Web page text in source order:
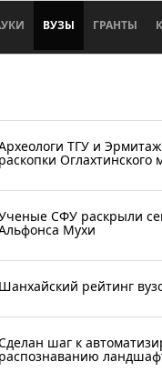
ВУЗЫ ГРАНТЫ
ТГУ и
раскопки Оглахтинского
СФУ раскрыли
Мухи
Шанхайский рейтинг
шаг к
распознаванию